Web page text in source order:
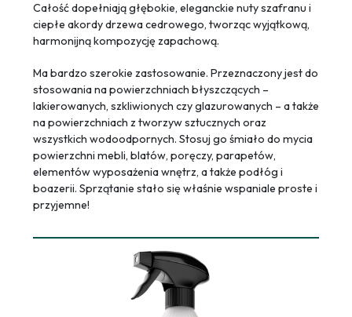
Całość dopełniają głębokie, eleganckie nuty szafranu i
ciepłe akordy drzewa cedrowego, tworząc wyjątkową,
harmonijną kompozycję zapachową.
Ma bardzo szerokie zastosowanie. Przeznaczony jest do
stosowania na powierzchniach błyszczących –
lakierowanych, szkliwionych czy glazurowanych – a także
na powierzchniach z tworzyw sztucznych oraz
wszystkich wodoodpornych. Stosuj go śmiało do mycia
powierzchni mebli, blatów, poręczy, parapetów,
elementów wyposażenia wnętrz, a także podłóg i
boazerii. Sprzątanie stało się właśnie wspaniale proste i
przyjemne!